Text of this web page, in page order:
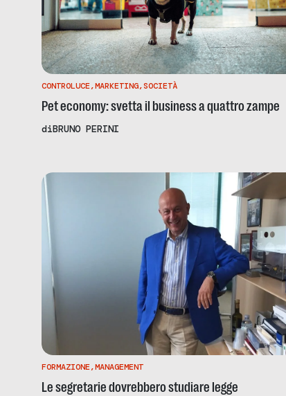
CONTROLUCE,MARKETING,SOCIETÀ
Pet economy: svetta il business a quattro zampe
diBRUNO PERINI
FORMAZIONE,MANAGEMENT
Le segretarie dovrebbero studiare legge